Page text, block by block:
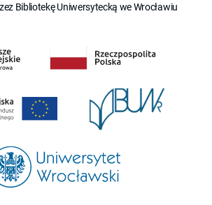
Bibliotekę Uniwersytecką we Wrocławiu